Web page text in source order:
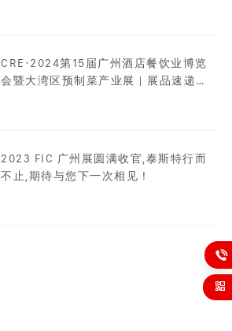
CRE·2024第15届广州酒店餐饮业博览
会暨大湾区预制菜产业展 | 展品速递，
2023 FIC 广州展圆满收官,泰斯特行而
不止,期待与您下一次相见！
